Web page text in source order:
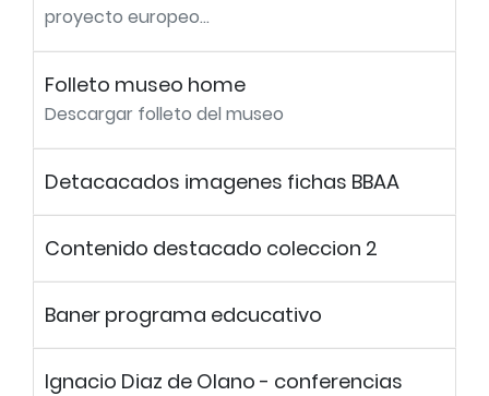
proyecto europeo...
Folleto museo home
Descargar folleto del museo
Detacacados imagenes fichas BBAA
Contenido destacado coleccion 2
Baner programa edcucativo
Ignacio Diaz de Olano - conferencias